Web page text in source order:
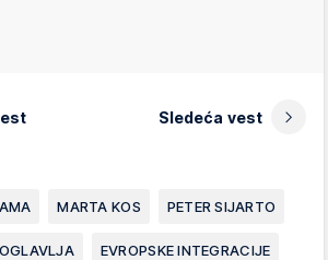
Sledeća vest
MARTA KOS PETER SIJARTO
EVROPSKE INTEGRACIJE